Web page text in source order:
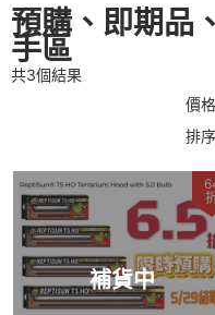
預購、即期品
手區
共3個結果
價
排
補貨中